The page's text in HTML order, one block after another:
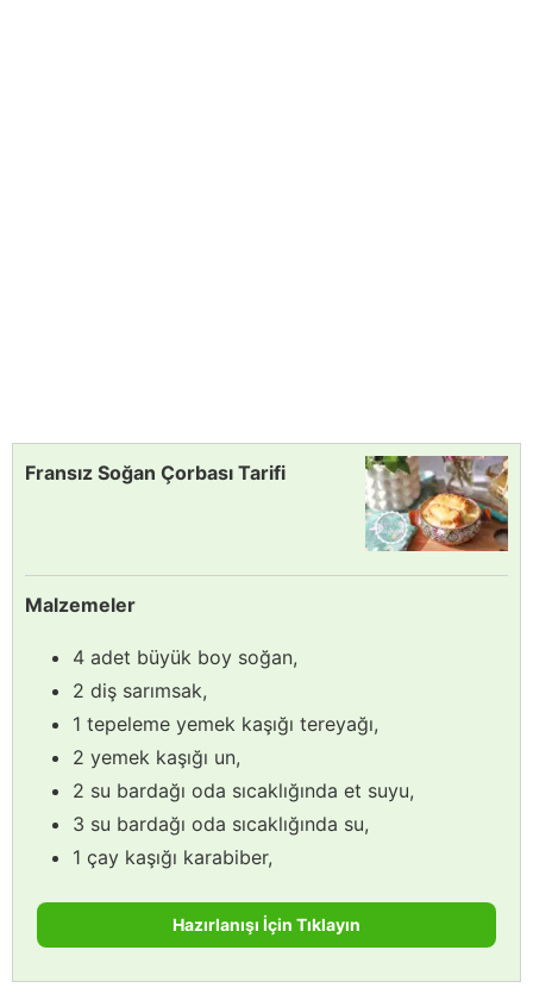
Fransız Soğan Çorbası Tarifi
Malzemeler
4 adet büyük boy soğan,
2 diş sarımsak,
1 tepeleme yemek kaşığı tereyağı,
2 yemek kaşığı un,
2 su bardağı oda sıcaklığında et suyu,
3 su bardağı oda sıcaklığında su,
1 çay kaşığı karabiber,
Hazırlanışı İçin Tıklayın